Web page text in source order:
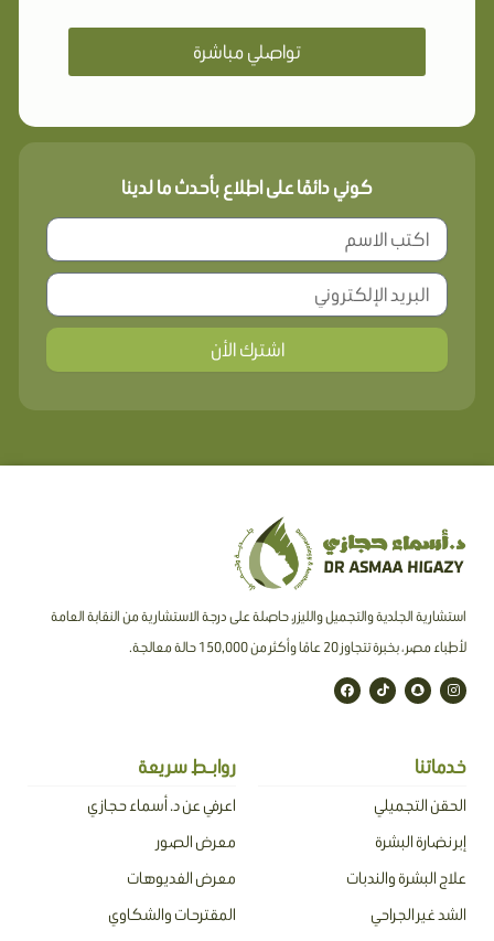
تواصلي مباشرة
كوني دائمًا على اطلاع بأحدث ما لدينا
اشترك الأن
استشارية الجلدية والتجميل والليزر، حاصلة على درجة الاستشارية من النقابة العامة
لأطباء مصر ، بخبرة تتجاوز 20 عامًا وأكثر من 150,000 حالة معالجة.
I
n
s
a
S
n
a
a
t
T
i
k
F
a
c
خدماتنا
الحقن التجميلي
إبر نضارة البشرة
علاج البشرة والندبات
الشد غير الجراحي
روابـط سريعة
اعرفي عن د. أسماء حجازي
معرض الصور
معرض الفديوهات
المقترحات والشكاوي